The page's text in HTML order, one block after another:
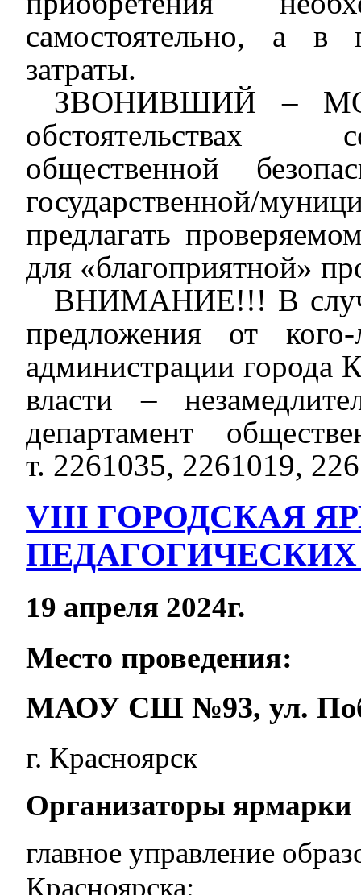
самостоятельно, а в
затраты.
ЗВОНИВШИЙ–
обстоятельствах
общественной
государственной/
предлагать
для «благоприятной»
ВНИМАНИЕ!!! В
предложения от
администрации города
власти –
департамент обществе
т. 2261035, 2261019,
VIII ГОРОДСКАЯ
19 апреля 2024г.
Место проведения:
МАОУ СШ №93, ул.
г. Красноярск
Организаторы ярмарки
главное управление
Красноярска;